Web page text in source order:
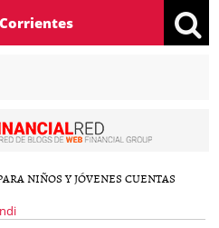
NIÑOS Y JÓVENES CUENTAS